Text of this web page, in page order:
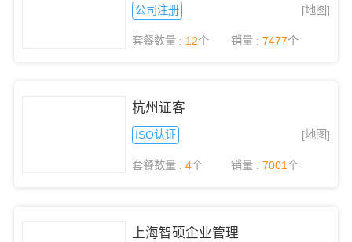
公司注册 [地图]
套餐数量 : 12个 销量 : 7477个
杭州证客
ISO认证 [地图]
套餐数量 : 4个 销量 : 7001个
上海智硕企业管理